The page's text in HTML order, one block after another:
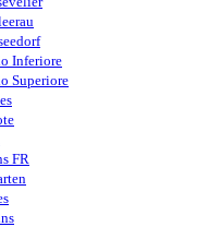
Inferiore
Superiore
FR